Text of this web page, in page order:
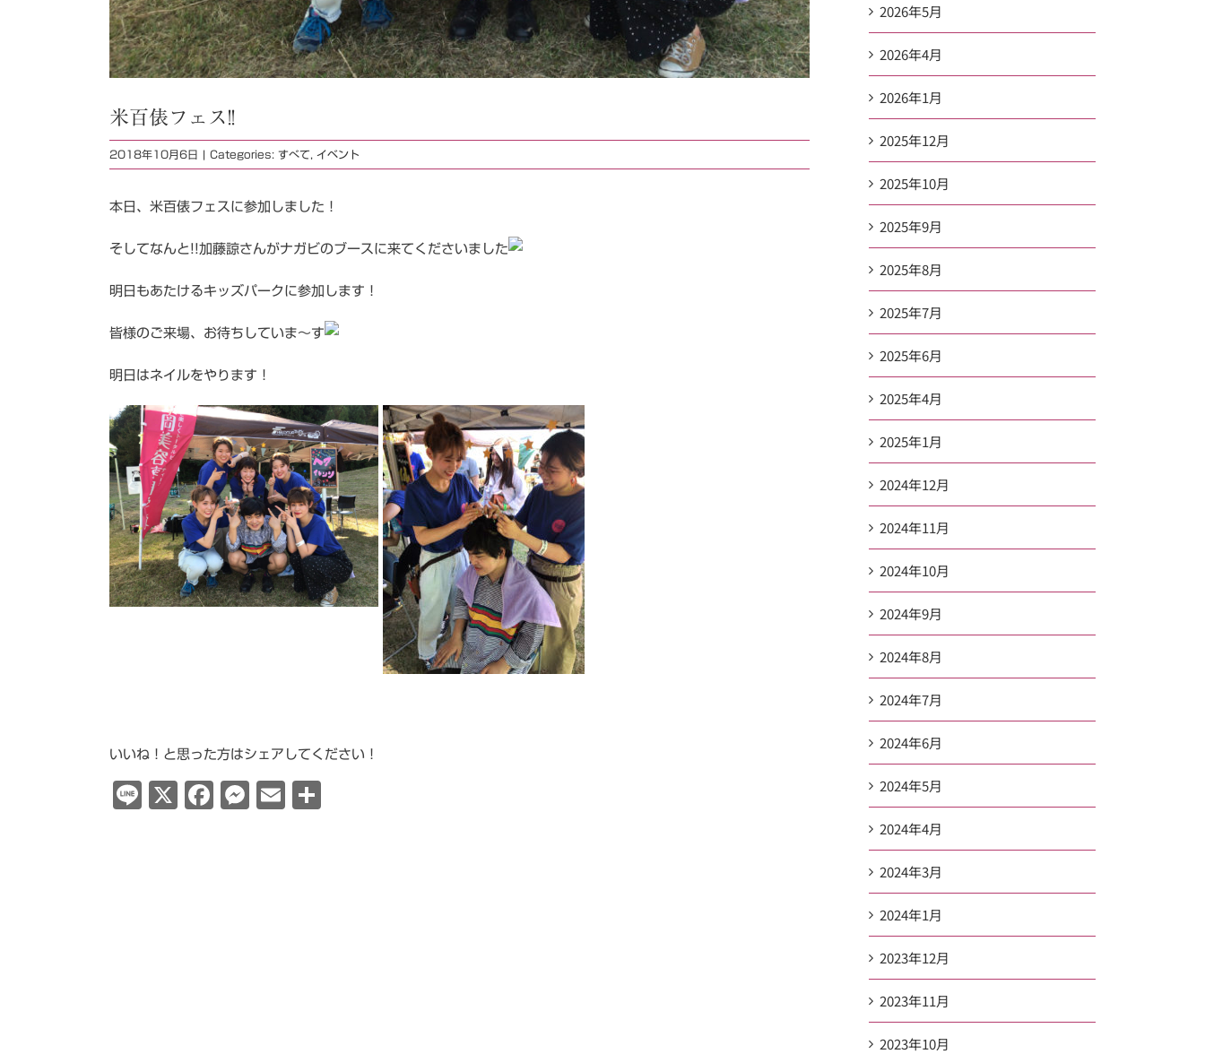
米百俵フェス!!
2018年10月6日 | Categories: すべて イベント
本日、米百俵フェスに参加しました！
そしてなんと!!加藤諒さんがナガビのブースに来てくださいました
明日もあたけるキッズパークに参加します！
皆様のご来場、お待ちしていま～す
明日はネイルをやります！
いいね！と思った方はシェアしてください！
Line
X Facebook
Messenger
Email
2026年5月
2026年4月
2026年1月
2025年12月
2025年10月
2025年9月
2025年8月
2025年7月
2025年6月
2025年4月
2025年1月
2024年12月
2024年11月
2024年10月
2024年9月
2024年8月
2024年7月
2024年6月
2024年5月
2024年4月
2024年3月
2024年1月
2023年12月
2023年11月
2023年10月